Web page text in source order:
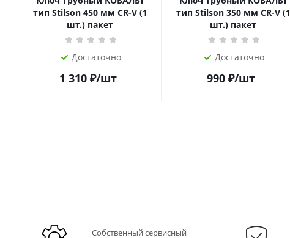
тип Stilson 450 мм CR-V (1
шт.) пакет
Достаточно
1 310₽/шт
тип Stilson 350 мм CR-V (1
шт.) пакет
Достаточно
990 ₽/шт
Собственный сервисный